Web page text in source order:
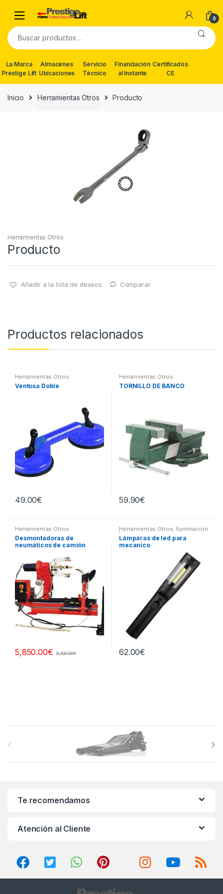
navigation
content
0
Buscar
por:
La Marca
Prestige Lift
Almacenes
Ubicaciones
Servicio
Técnico
Financiación
al Instante
Certificados
CE
Inicio Herramientas Otros Producto
Herramientas Otros
Producto
Añadir a la lista de deseos Comparar
Productos relacionados
Herramientas Otros
Ventosa Doble
49.00€
Herramientas Otros
TORNILLO DE BANCO
59.90€
Herramientas Otros
Desmontadoras de
neumáticos de camión
5,850.00€ 8,100.00€
Herramientas Otros, Iluminación
| Linternas Led
Lámparas de led para
mecanico
62.00€
Te recomendamos
Atención al Cliente